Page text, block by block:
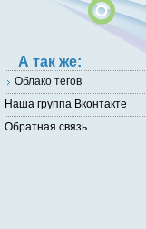
А так же:
Облако тегов
Наша группа Вконтакте
Обратная связь